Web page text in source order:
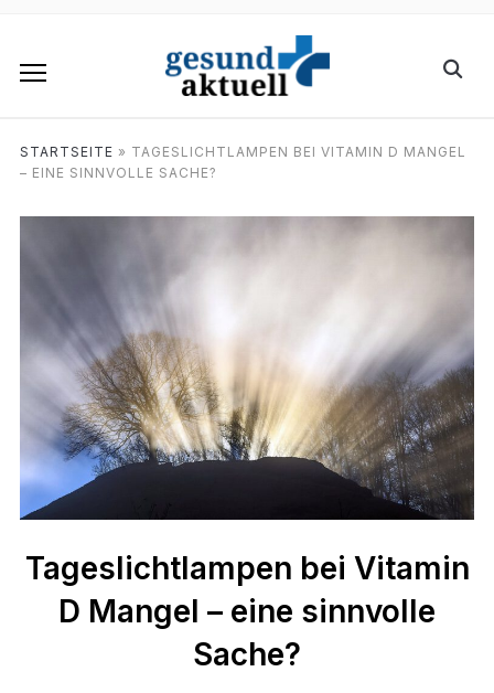
STARTSEITE » TAGESLICHTLAMPEN BEI VITAMIN D MANGEL
– EINE SINNVOLLE SACHE?
Tageslichtlampen bei Vitamin
D Mangel – eine sinnvolle
Sache?